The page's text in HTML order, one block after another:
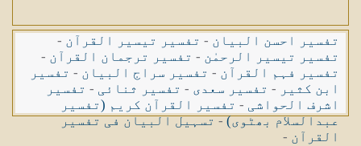
تفسیر احسن البیان - تفسیر تیسیر القرآن -
تفسیر تیسیر الرحمٰن - تفسیر ترجمان القرآن -
تفسیر فہم القرآن - تفسیر سراج البیان - تفسیر
ابن کثیر - تفسیر سعدی - تفسیر ثنائی - تفسیر
اشرف الحواشی - تفسیر القرآن کریم (تفسیر
عبدالسلام بھٹوی)-تسہیل البیان فی تفسیر
القرآن -